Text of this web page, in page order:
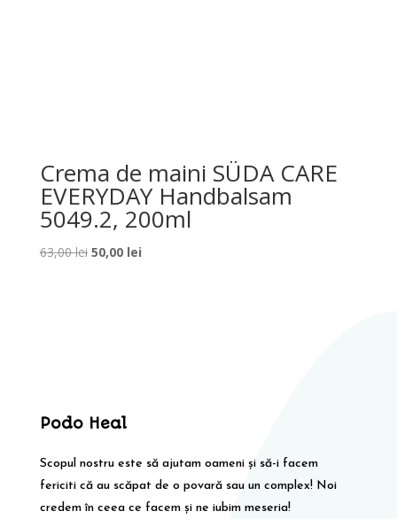
Crema de maini SÜDA CARE
EVERYDAY Handbalsam
5049.2, 200ml
63,00lei Prețul
50,00 leiPrețul
Podo Heal
Scopul nostru este să ajutam oameni și să-i facem
fericiti că au scăpat de o povară sau un complex! Noi
credem în ceea ce facem și ne iubim meseria!